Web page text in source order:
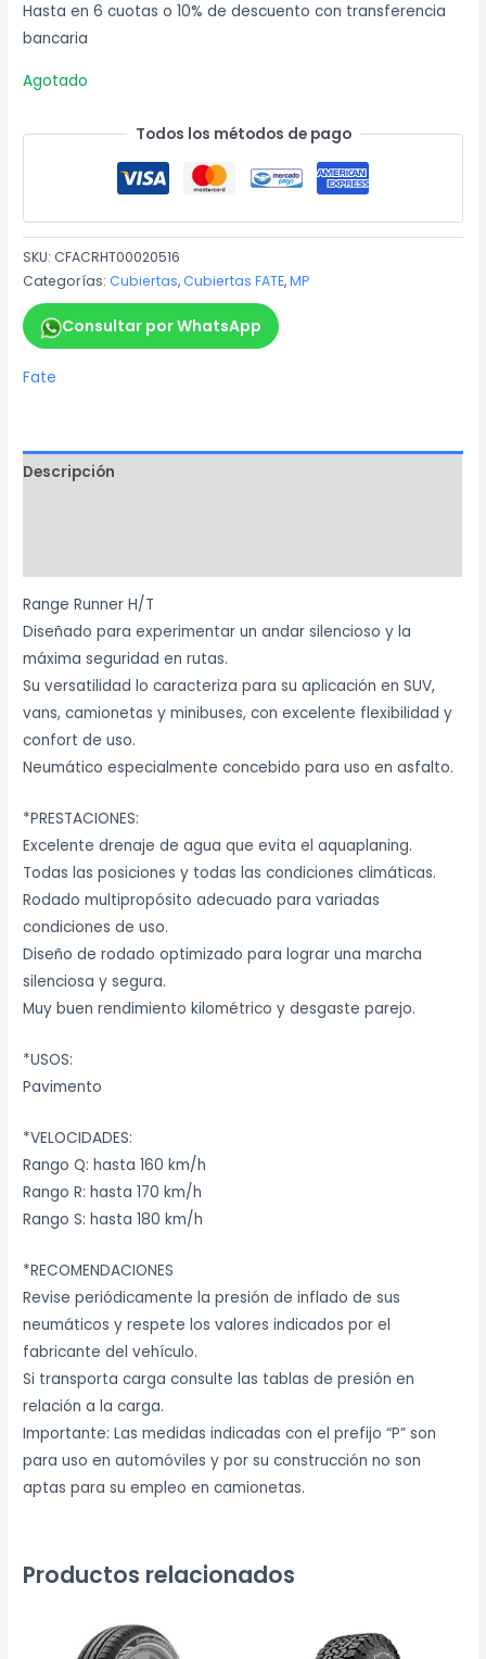
Hasta en 6 cuotas o 10% de descuento con transferencia
bancaria
Agotado
Todos los métodos de pago
SKU:CFACRHT00020516
Categorías:Cubiertas,Cubiertas FATE,MP
Consultar por WhatsApp
Fate
Descripción
Range Runner H/T
Diseñado para experimentar un andar silencioso y la
máxima seguridad en rutas.
Su versatilidad lo caracteriza para su aplicación en SUV,
vans, camionetas y minibuses, con excelente flexibilidad y
confort de uso.
Neumático especialmente concebido para uso en asfalto.
*PRESTACIONES:
Excelente drenaje de agua que evita el aquaplaning.
Todas las posiciones y todas las condiciones climáticas.
Rodado multipropósito adecuado para variadas
condiciones de uso.
Diseño de rodado optimizado para lograr una marcha
silenciosa y segura.
Muy buen rendimiento kilométrico y desgaste parejo.
*USOS:
Pavimento
*VELOCIDADES:
Rango Q: hasta 160 km/h
Rango R: hasta 170 km/h
Rango S: hasta 180 km/h
*RECOMENDACIONES
Revise periódicamente la presión de inflado de sus
neumáticos y respete los valores indicados por el
fabricante del vehículo.
Si transporta carga consulte las tablas de presión en
relación a la carga.
Importante: Las medidas indicadas con el prefijo “P” son
para uso en automóviles y por su construcción no son
aptas para su empleo en camionetas.
Productos relacionados